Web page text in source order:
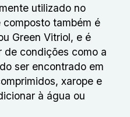
utilizado no
também é
Green Vitriol, e é
de condições como a
ser encontrado em
xarope e
à água ou